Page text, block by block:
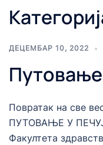
ДЕЦЕМБАР 10, 2022
Путовање
Повратак на све
ПУТОВАЊЕ У
Факултета